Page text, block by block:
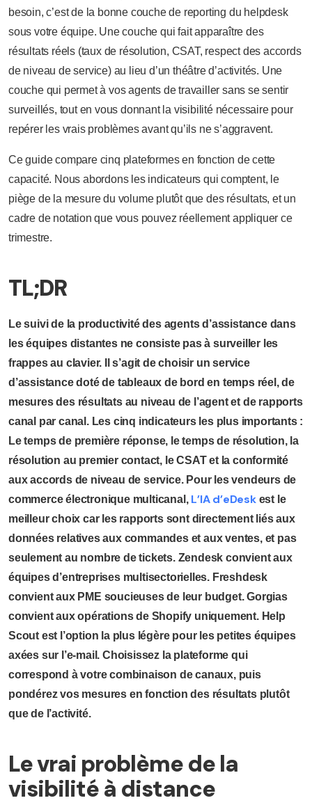
besoin, c’est de la bonne couche de reporting du helpdesk
sous votre équipe. Une couche qui fait apparaître des
résultats réels (taux de résolution, CSAT, respect des accords
de niveau de service) au lieu d’un théâtre d’activités. Une
couche qui permet à vos agents de travailler sans se sentir
surveillés, tout en vous donnant la visibilité nécessaire pour
repérer les vrais problèmes avant qu’ils ne s’aggravent.
Ce guide compare cinq plateformes en fonction de cette
capacité. Nous abordons les indicateurs qui comptent, le
piège de la mesure du volume plutôt que des résultats, et un
cadre de notation que vous pouvez réellement appliquer ce
trimestre.
TL;DR
Le suivi de la productivité des agents d’assistance dans
les équipes distantes ne consiste pas à surveiller les
frappes au clavier. Il s’agit de choisir un service
d’assistance doté de tableaux de bord en temps réel, de
mesures des résultats au niveau de l’agent et de rapports
canal par canal. Les cinq indicateurs les plus importants :
Le temps de première réponse, le temps de résolution, la
résolution au premier contact, le CSAT et la conformité
aux accords de niveau de service. Pour les vendeurs de
commerce électronique multicanal, L’IA d’eDeskest le
meilleur choix car les rapports sont directement liés aux
données relatives aux commandes et aux ventes, et pas
seulement au nombre de tickets. Zendesk convient aux
équipes d’entreprises multisectorielles. Freshdesk
convient aux PME soucieuses de leur budget. Gorgias
convient aux opérations de Shopify uniquement. Help
Scout est l’option la plus légère pour les petites équipes
axées sur l’e-mail. Choisissez la plateforme qui
correspond à votre combinaison de canaux, puis
pondérez vos mesures en fonction des résultats plutôt
que de l’activité.
Le vrai problème de la
visibilité à distance